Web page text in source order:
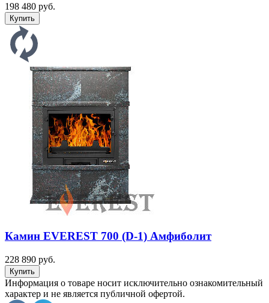
198 480 руб.
Камин EVEREST 700 (D-1) Амфиболит
228 890 руб.
Информация о товаре носит исключительно ознакомительный
характер и не является публичной офертой.